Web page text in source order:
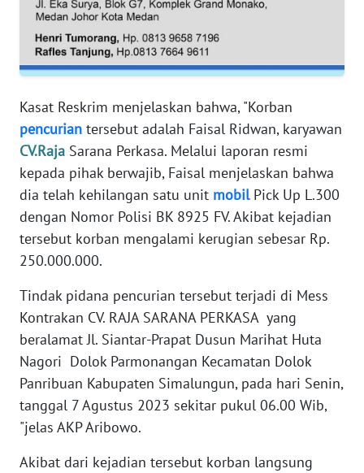
Kasat Reskrim menjelaskan bahwa, "Korban
pencurian tersebut adalah Faisal Ridwan, karyawan
CV.Raja Sarana Perkasa. Melalui laporan resmi
kepada pihak berwajib, Faisal menjelaskan bahwa
dia telah kehilangan satu unit mobilPick Up L.300
dengan Nomor Polisi BK 8925 FV. Akibat kejadian
tersebut korban mengalami kerugian sebesar Rp.
250.000.000.
Tindak pidana pencurian tersebut terjadi di Mess
Kontrakan CV. RAJA SARANA PERKASA yang
beralamat Jl. Siantar-Prapat Dusun Marihat Huta
Nagori Dolok Parmonangan Kecamatan Dolok
Panribuan Kabupaten Simalungun, pada hari Senin,
tanggal 7 Agustus 2023 sekitar pukul 06.00 Wib,
"jelas AKP Aribowo.
Akibat dari kejadian tersebut korban langsung
WN
NTB
SULTENG
WN
SULBAR
WN
BABEL
SUMBAR
WN
SUMSEL
BENGKULU
WN